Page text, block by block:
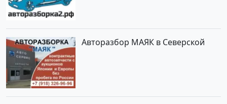
Авторазбор МАЯК в Северской